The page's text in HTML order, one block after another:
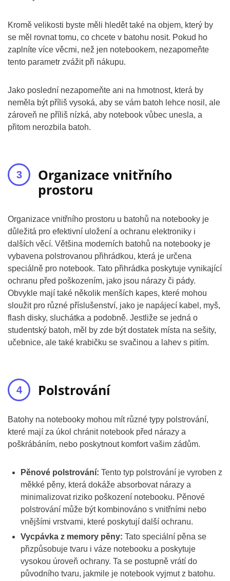
Kromě velikosti byste měli hledět také na objem, který by
se měl rovnat tomu, co chcete v batohu nosit. Pokud ho
zaplníte více věcmi, než jen notebookem, nezapomeňte
tento parametr zvážit při nákupu.
Jako poslední nezapomeňte ani na hmotnost, která by
neměla být příliš vysoká, aby se vám batoh lehce nosil, ale
zároveň ne příliš nízká, aby notebook vůbec unesla, a
přitom nerozbila batoh.
Organizace vnitřního
prostoru
Organizace vnitřního prostoru u batohů na notebooky je
důležitá pro efektivní uložení a ochranu elektroniky i
dalších věcí. Většina moderních batohů na notebooky je
vybavena polstrovanou přihrádkou, která je určena
speciálně pro notebook. Tato přihrádka poskytuje vynikající
ochranu před poškozením, jako jsou nárazy či pády.
Obvykle mají také několik menších kapes, které mohou
sloužit pro různé příslušenství, jako je napájecí kabel, myš,
flash disky, sluchátka a podobně. Jestliže se jedná o
studentský batoh, měl by zde být dostatek místa na sešity,
učebnice, ale také krabičku se svačinou a lahev s pitím.
Polstrování
Batohy na notebooky mohou mít různé typy polstrování,
které mají za úkol chránit notebook před nárazy a
poškrábáním, nebo poskytnout komfort vašim zádům.
Pěnové polstrování: Tento typ polstrování je vyroben z
měkké pěny, která dokáže absorbovat nárazy a
minimalizovat riziko poškození notebooku. Pěnové
polstrování může být kombinováno s vnitřními nebo
vnějšími vrstvami, které poskytují další ochranu.
Vycpávka z memory pěny: Tato speciální pěna se
přizpůsobuje tvaru i váze notebooku a poskytuje
vysokou úroveň ochrany. Ta se postupně vrátí do
původního tvaru, jakmile je notebook vyjmut z batohu.